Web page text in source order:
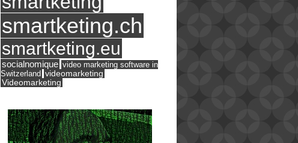
smartketing.ch
smartketing.eu
socialnomique video marketing software in
Switzerland videomarketing
Videomarketing